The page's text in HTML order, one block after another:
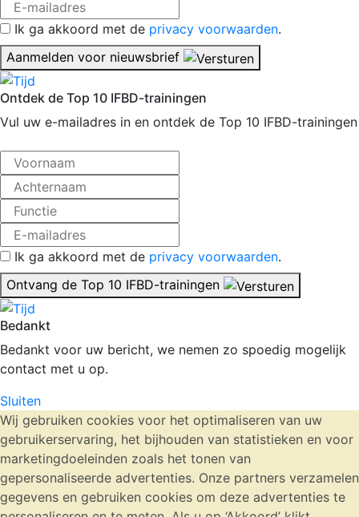
Ik ga akkoord met de privacy voorwaarden.
Aanmelden voor nieuwsbrief
Ontdek de Top 10 IFBD-trainingen
Vul uw e-mailadres in en ontdek de Top 10 IFBD-trainingen
Ik ga akkoord met de privacy voorwaarden.
Ontvang de Top 10 IFBD-trainingen
Bedankt
Bedankt voor uw bericht, we nemen zo spoedig mogelijk
contact met u op.
Sluiten
Wij gebruiken cookies voor het optimaliseren van uw
gebruikerservaring, het bijhouden van statistieken en voor
marketingdoeleinden zoals het tonen van
gepersonaliseerde advertenties. Onze partners verzamelen
gegevens en gebruiken cookies om deze advertenties te